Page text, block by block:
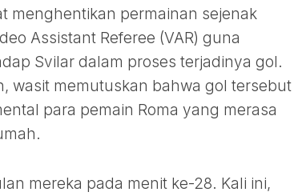
menghentikan permainan sejenak
Assistant Referee (VAR) guna
Svilar dalam proses terjadinya gol.
wasit memutuskan bahwa gol tersebut
para pemain Roma yang merasa
mereka pada menit ke-28. Kali ini,